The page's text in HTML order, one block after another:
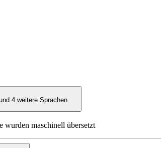
4 weitere Sprachen
wurden maschinell übersetzt